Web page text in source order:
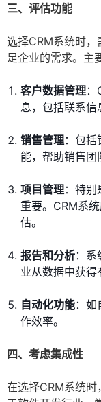
三、评估功能
选择CRM系统时
足企业的需求。主
客户数据管理
息，包括联系信
销售管理：包
能，帮助销售团
项目管理：特
重要。CRM系
估。
报告和分析：
业从数据中获得
自动化功能：
作效率。
四、考虑集成性
在选择CRM系统